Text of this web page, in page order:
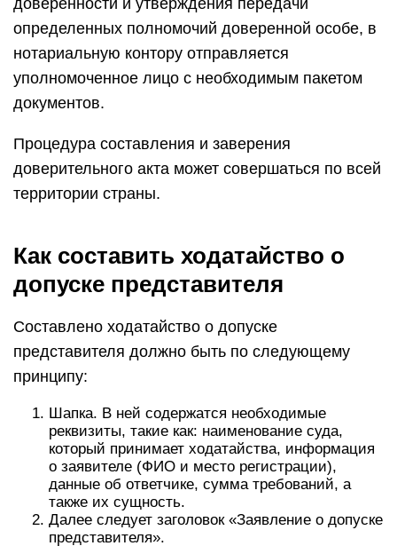
доверенности и утверждения передачи
определенных полномочий доверенной особе, в
нотариальную контору отправляется
уполномоченное лицо с необходимым пакетом
документов.
Процедура составления и заверения
доверительного акта может совершаться по всей
территории страны.
Как составить ходатайство о
допуске представителя
Составлено ходатайство о допуске
представителя должно быть по следующему
принципу:
Шапка. В ней содержатся необходимые
реквизиты, такие как: наименование суда,
который принимает ходатайства, информация
о заявителе (ФИО и место регистрации),
данные об ответчике, сумма требований, а
также их сущность.
Далее следует заголовок «Заявление о допуске
представителя».